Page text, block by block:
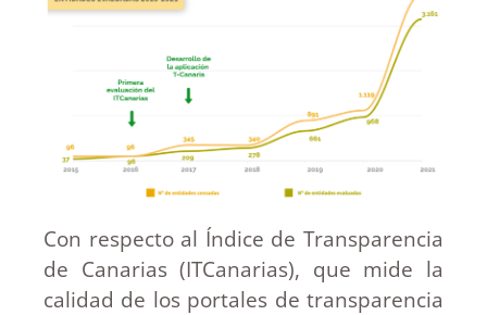
Con respecto al Índice de Transparencia
de Canarias (ITCanarias), que mide la
calidad de los portales de transparencia